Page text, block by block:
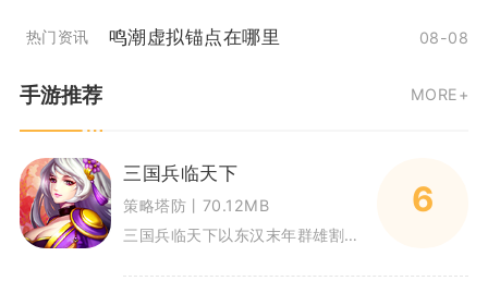
热门资讯 鸣潮虚拟锚点在哪里 08-08
手游推荐 MORE+
三国兵临天下
策略塔防丨70.12MB
三国兵临天下以东汉末年群雄割据为背景，玩家将化身一方诸侯，从小型城池起步发展势力。游戏融合城池经营、武将养成与沙盘征战多
6